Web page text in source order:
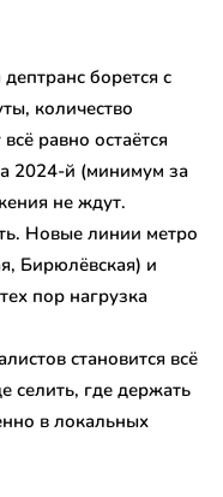
борется с
количество
равно остаётся
2024-й (минимум за
не ждут.
Новые линии метро
Бирюлёвская) и
пор нагрузка
становится всё
селить, где держать
в локальных